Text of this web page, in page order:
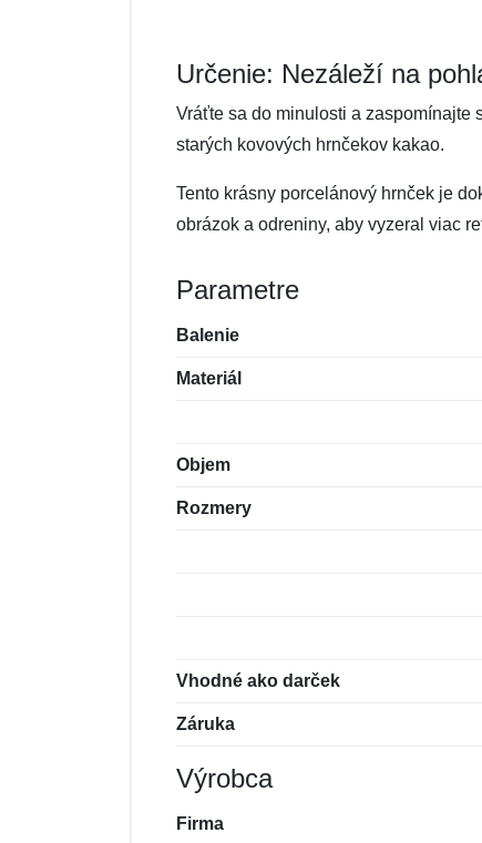
Určenie: Nezáleží na
Vráťte sa do minulosti a zaspomínajte
starých kovových hrnčekov kakao.
Tento krásny porcelánový hrnček je
obrázok a odreniny, aby vyzeral viac
Parametre
Balenie
Materiál
Objem
Rozmery
Vhodné ako darček
Záruka
Výrobca
Firma